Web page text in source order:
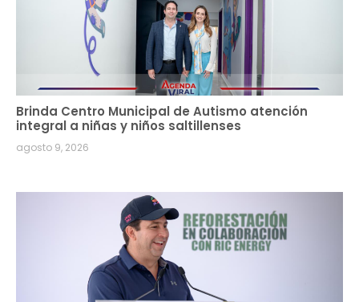
Brinda Centro Municipal de Autismo atención
integral a niñas y niños saltillenses
agosto 9, 2026